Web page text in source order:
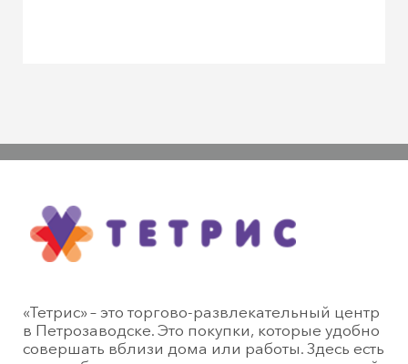
«Тетрис» – это торгово-развлекательный центр
в Петрозаводске. Это покупки, которые удобно
совершать вблизи дома или работы. Здесь есть